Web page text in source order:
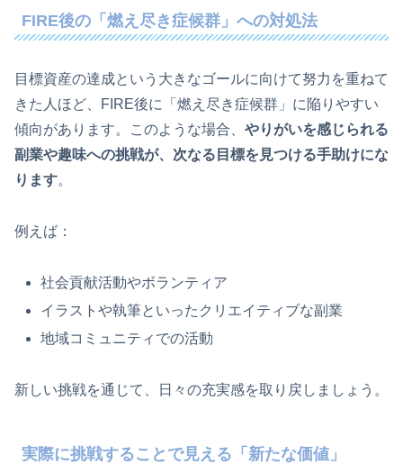
FIRE後の「燃え尽き症候群」への対処法
目標資産の達成という大きなゴールに向けて努力を重ねて
きた人ほど、FIRE後に「燃え尽き症候群」に陥りやすい
傾向があります。このような場合、 やりがいを感じられる
副業や趣味への挑戦が、次なる目標を見つける手助けにな
ります。
例えば：
社会貢献活動やボランティア
イラストや執筆といったクリエイティブな副業
地域コミュニティでの活動
新しい挑戦を通じて、日々の充実感を取り戻しましょう。
実際に挑戦することで見える「新たな価値」